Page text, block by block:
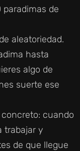
de
aleatoriedad.
hasta
algo de
suerte ese
cuando
trabajar y
de que llegue